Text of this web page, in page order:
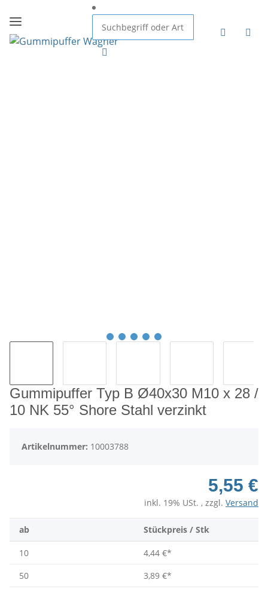
Gummipuffer Typ B Ø40x30 M10 x 28 /
10 NK 55° Shore Stahl verzinkt
Artikelnummer: 10003788
5,55 €
inkl. 19% USt. , zzgl. Versand
ab Stückpreis / Stk
10 4,44 €*
50
3,89 €*